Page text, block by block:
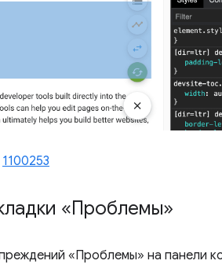
1100253
«Проблемы»
«Проблемы» на панели